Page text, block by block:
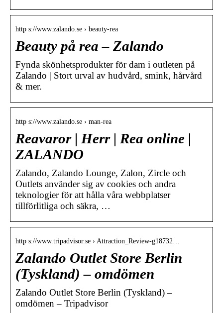
http s://www.zalando.se › beauty-rea
Beauty på rea – Zalando
Fynda skönhetsprodukter för dam i outleten på
Zalando | Stort urval av hudvård, smink, hårvård
& mer.
http s://www.zalando.se › man-rea
Reavaror | Herr | Rea online |
ZALANDO
Zalando, Zalando Lounge, Zalon, Zircle och
Outlets använder sig av cookies och andra
teknologier för att hålla våra webbplatser
tillförlitliga och säkra, …
http s://www.tripadvisor.se › Attraction_Review-g18732…
Zalando Outlet Store Berlin
(Tyskland) – omdömen
Zalando Outlet Store Berlin (Tyskland) –
omdömen – Tripadvisor